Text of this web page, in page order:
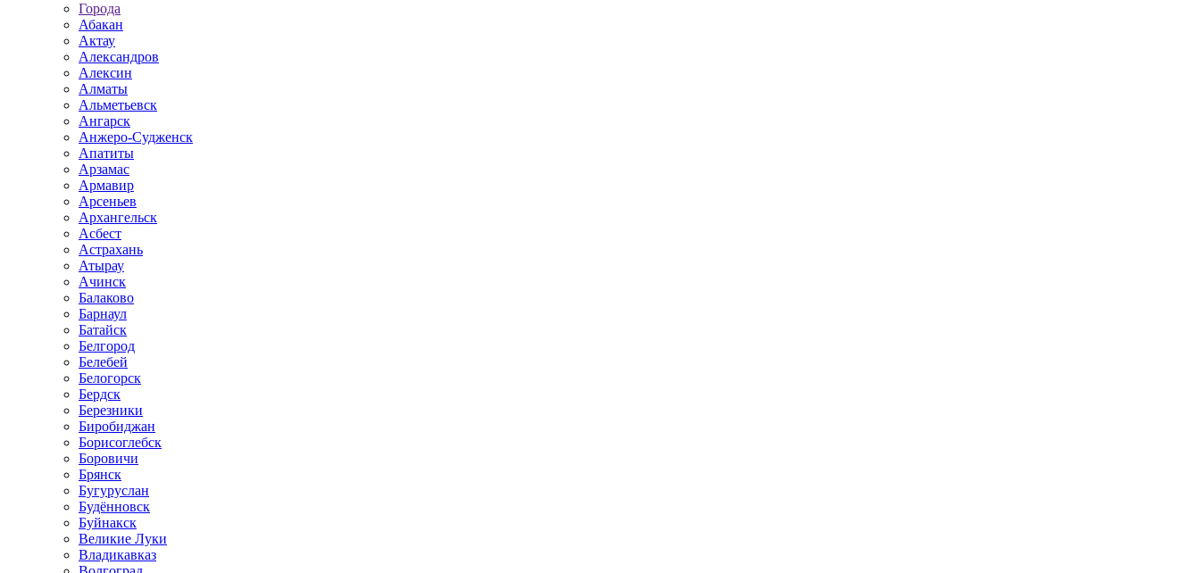
Города
Абакан
Актау
Александров
Алексин
Алматы
Альметьевск
Ангарск
Анжеро-Судженск
Апатиты
Арзамас
Армавир
Арсеньев
Архангельск
Асбест
Астрахань
Атырау
Ачинск
Балаково
Барнаул
Батайск
Белгород
Белебей
Белогорск
Бердск
Березники
Биробиджан
Борисоглебск
Боровичи
Брянск
Бугуруслан
Будённовск
Буйнакск
Великие Луки
Владикавказ